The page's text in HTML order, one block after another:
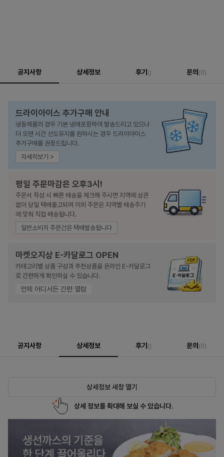
공지사항 상세정보 후기 () 문의 (0)
드라이아이스 추가구매 안내
냉동제품의 경우 기본 냉매포장하여 발송드리고 있으나
더 오랜 시간 선도유지를 원하시는 경우 드라이아이스
추가구매를 권장드립니다.
자세히보기 >
평일 주문마감은 오후3시!
주문서 작성 시 빠른 배송을 체크해 주시면 지역에 상관
없이 당일 택배출고되며 이외 주문은 지역별 배송주기
에 맞춰 직접 배송됩니다.
일반소비자 주문건은 택배발송됩니다
마켓오지상 E-카달로그 OPEN
카테고리별 상품 구성과 추천상품을 온라인 E-카달로그
로 간편하게 확인하실 수 있습니다.
언제 어디서든 간편 열람
공지사항 상세정보 후기 () 문의 (0)
상세정보 새창 열기
상세 정보를 확대해 보실 수 있습니다.